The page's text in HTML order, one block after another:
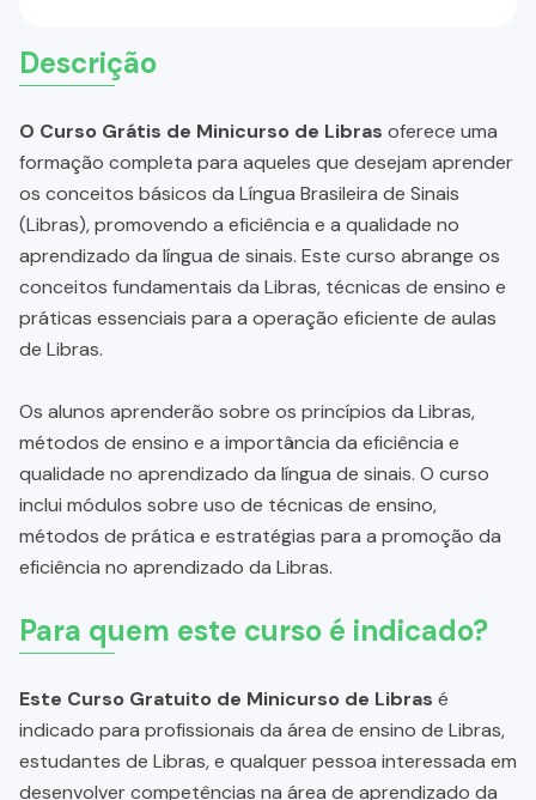
Descrição
O Curso Grátis de Minicurso de Libras oferece uma
formação completa para aqueles que desejam aprender
os conceitos básicos da Língua Brasileira de Sinais
(Libras), promovendo a eficiência e a qualidade no
aprendizado da língua de sinais. Este curso abrange os
conceitos fundamentais da Libras, técnicas de ensino e
práticas essenciais para a operação eficiente de aulas
de Libras.
Os alunos aprenderão sobre os princípios da Libras,
métodos de ensino e a importância da eficiência e
qualidade no aprendizado da língua de sinais. O curso
inclui módulos sobre uso de técnicas de ensino,
métodos de prática e estratégias para a promoção da
eficiência no aprendizado da Libras.
Para quem este curso é indicado?
Este Curso Gratuito de Minicurso de Libras é
indicado para profissionais da área de ensino de Libras,
estudantes de Libras, e qualquer pessoa interessada em
desenvolver competências na área de aprendizado da